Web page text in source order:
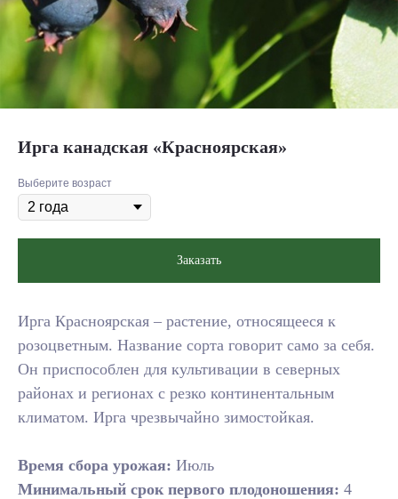
Ирга канадская «Красноярская»
Выберите возраст
Заказать
Ирга Красноярская – растение, относящееся к
розоцветным. Название сорта говорит само за себя.
Он приспособлен для культивации в северных
районах и регионах с резко континентальным
климатом. Ирга чрезвычайно зимостойкая.
Время сбора урожая: Июль
Минимальный срок первого плодоношения: 4